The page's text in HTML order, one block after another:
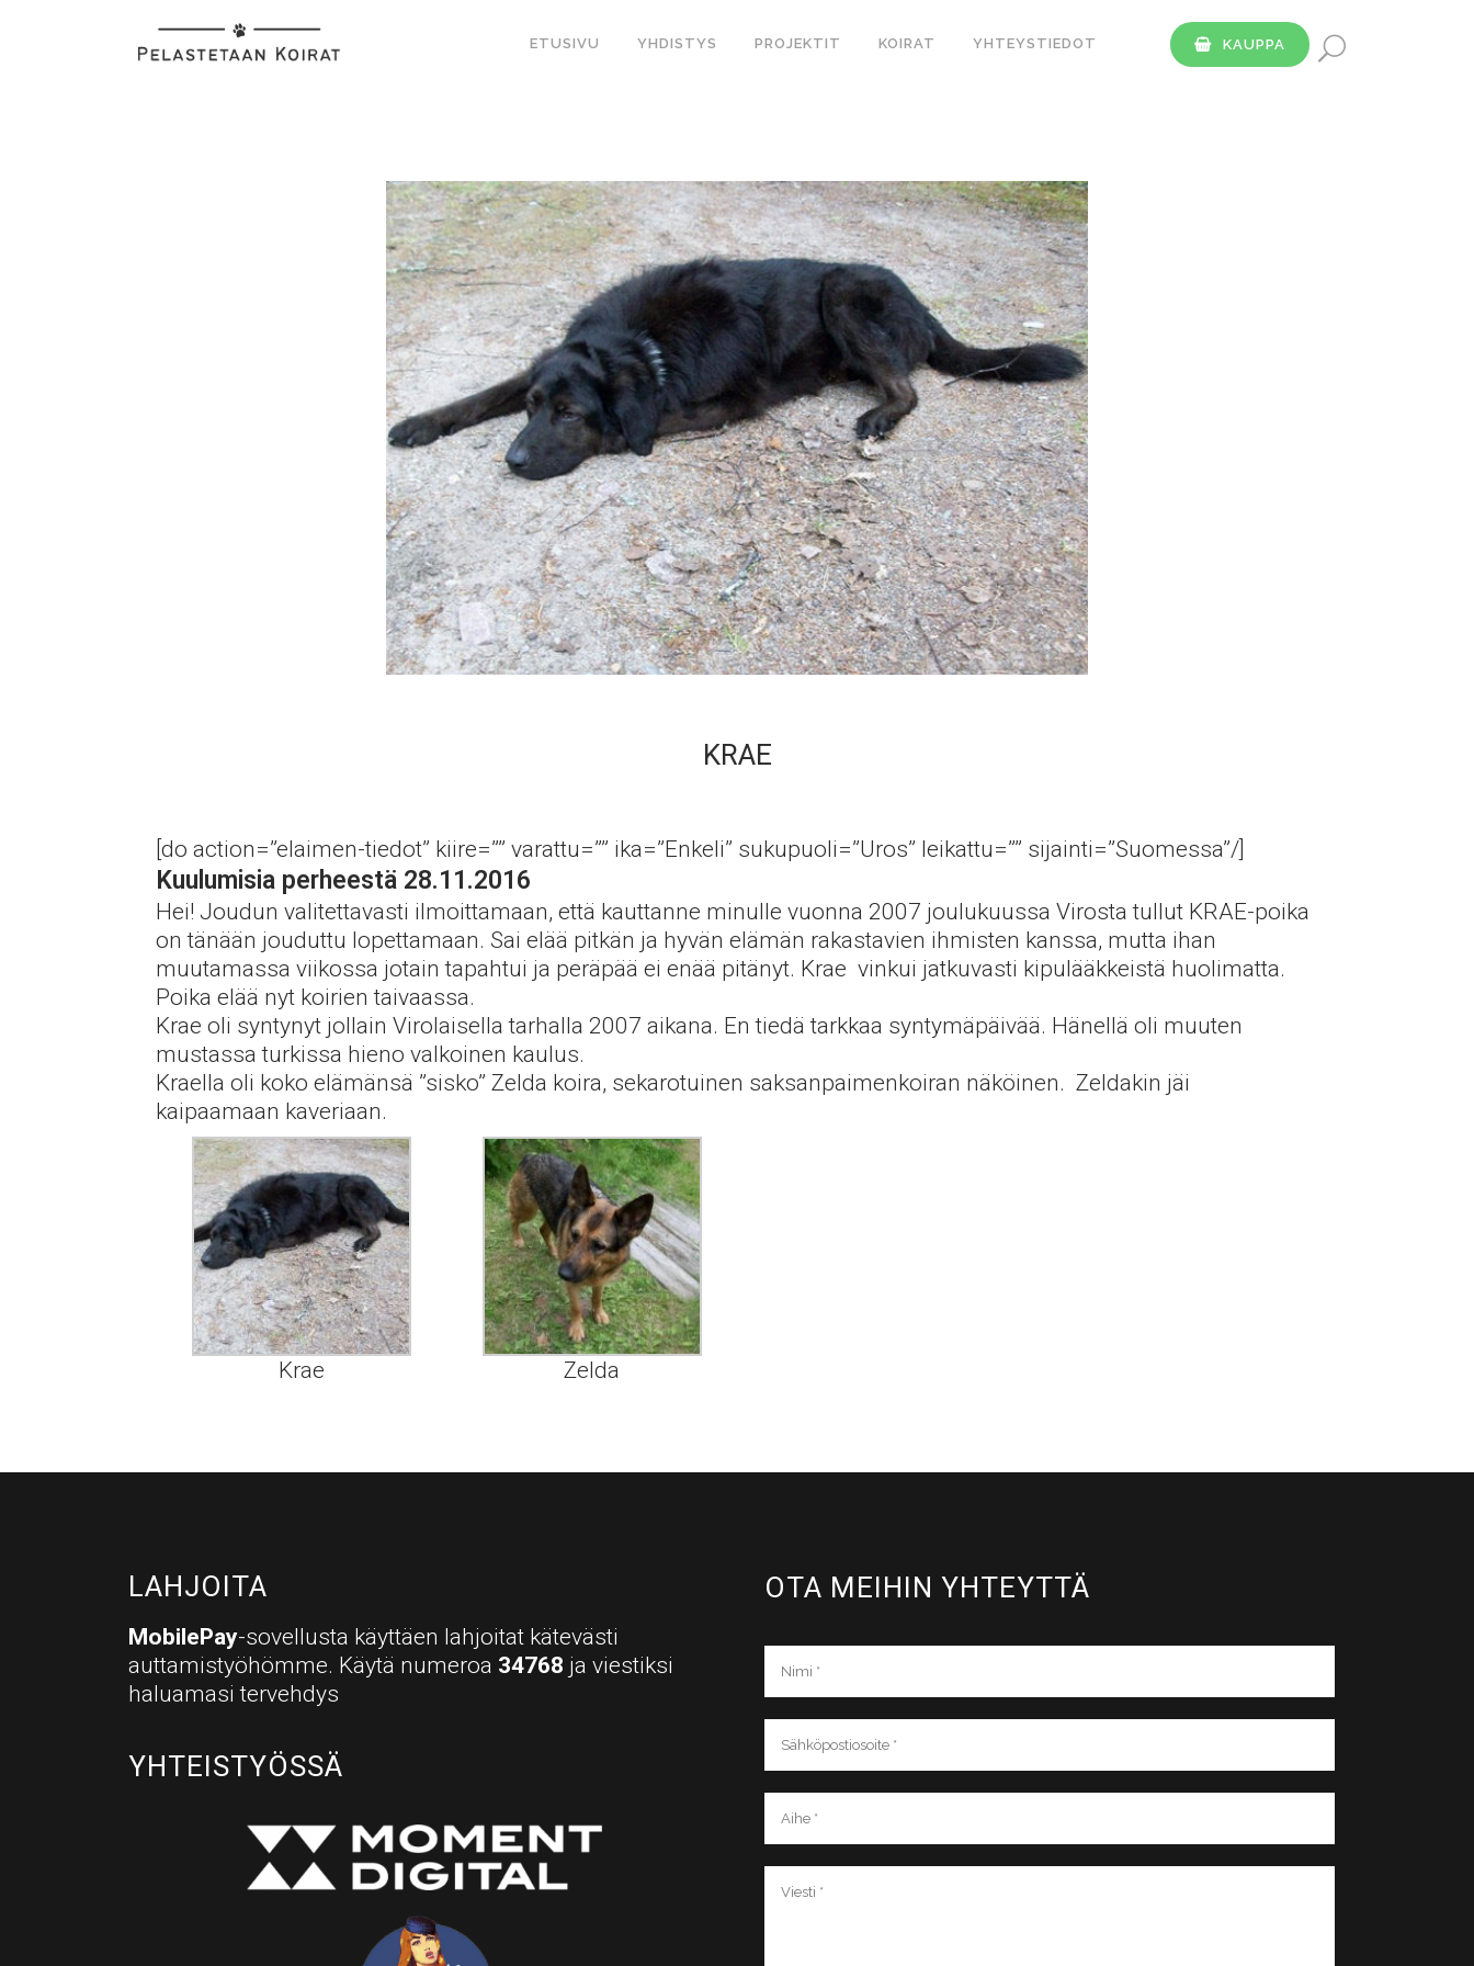
ETUSIVU YHDISTYS PROJEKTIT KOIRAT YHTEYSTIEDOT KAUPPA
KRAE
[do action=”elaimen-tiedot” kiire=”” varattu=”” ika=”Enkeli” sukupuoli=”Uros” leikattu=”” sijainti=”Suomessa”/]
Kuulumisia perheestä 28.11.2016
Hei! Joudun valitettavasti ilmoittamaan, että kauttanne minulle vuonna 2007 joulukuussa Virosta tullut KRAE-poika
on tänään jouduttu lopettamaan. Sai elää pitkän ja hyvän elämän rakastavien ihmisten kanssa, mutta ihan
muutamassa viikossa jotain tapahtui ja peräpää ei enää pitänyt. Krae vinkui jatkuvasti kipulääkkeistä huolimatta.
Poika elää nyt koirien taivaassa.
Krae oli syntynyt jollain Virolaisella tarhalla 2007 aikana. En tiedä tarkkaa syntymäpäivää. Hänellä oli muuten
mustassa turkissa hieno valkoinen kaulus.
Kraella oli koko elämänsä ”sisko” Zelda koira, sekarotuinen saksanpaimenkoiran näköinen. Zeldakin jäi
kaipaamaan kaveriaan.
Krae Zelda
LAHJOITA
MobilePay-sovellusta käyttäen lahjoitat kätevästi
auttamistyöhömme. Käytä numeroa 34768 ja viestiksi
haluamasi tervehdys
YHTEISTYÖSSÄ
OTA MEIHIN YHTEYTTÄ​